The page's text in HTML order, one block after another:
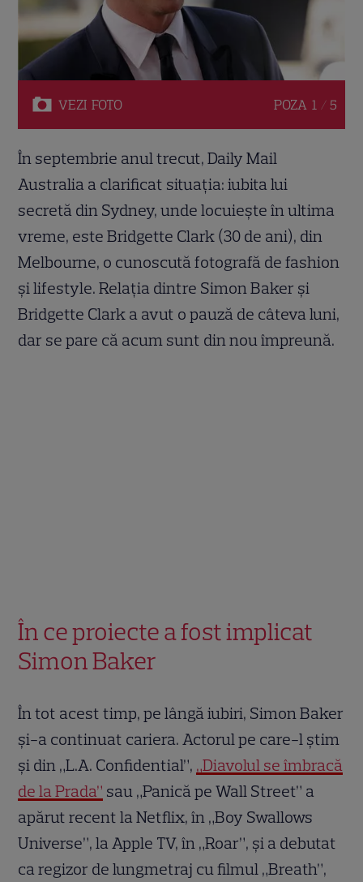
VEZI FOTO POZA 1 / 5
În septembrie anul trecut, Daily Mail
Australia a clarificat situația: iubita lui
secretă din Sydney, unde locuiește în ultima
vreme, este Bridgette Clark (30 de ani), din
Melbourne, o cunoscută fotografă de fashion
și lifestyle. Relația dintre Simon Baker și
Bridgette Clark a avut o pauză de câteva luni,
dar se pare că acum sunt din nou împreună.
În ce proiecte a fost implicat
Simon Baker
În tot acest timp, pe lângă iubiri, Simon Baker
și-a continuat cariera. Actorul pe care-l știm
și din „L.A. Confidential”, „Diavolul se îmbracă
de la Prada” sau „Panică pe Wall Street” a
apărut recent la Netflix, în „Boy Swallows
Universe”, la Apple TV, în „Roar”, și a debutat
ca regizor de lungmetraj cu filmul „Breath”,